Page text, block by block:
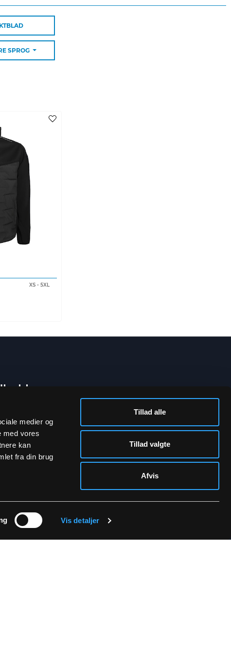
medier og
med vores
kan
fra din brug
Vis detaljer
Tillad alle
Tillad valgte
Afvis
farver
SPROG
XS - 5XL
privatpolitik.